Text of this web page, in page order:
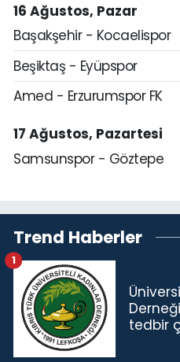
16 Ağustos, Pazar
Başakşehir - Kocaelispor
Beşiktaş - Eyüpspor
Amed - Erzurumspor FK
17 Ağustos, Pazartesi
Samsunspor - Göztepe
Trend Haberler
tedbir
1